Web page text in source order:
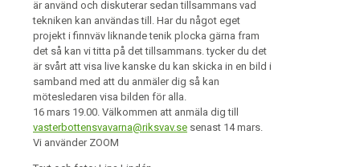
är använd och diskuterar sedan tillsammans vad
tekniken kan användas till. Har du något eget
projekt i finnväv liknande tenik plocka gärna fram
det så kan vi titta på det tillsammans. tycker du det
är svårt att visa live kanske du kan skicka in en bild i
samband med att du anmäler dig så kan
mötesledaren visa bilden för alla.
16 mars 19.00. Välkommen att anmäla dig till
vasterbottensvavarna@riksvav.se senast 14 mars.
Vi använder ZOOM